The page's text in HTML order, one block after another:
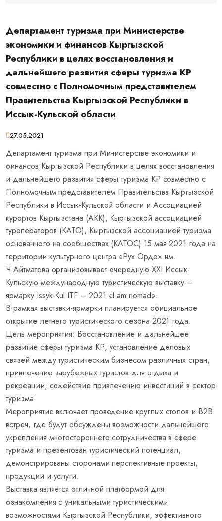
Департамент туризма при Министерстве
экономики и финансов Кыргызской
Республики в целях восстановления и
дальнейшего развития сферы туризма КР
совместно с Полномочным представителем
Правительства Кыргызской Республики в
Иссык-Кульской области
27.05.2021
Департамент туризма при Министерстве экономики и
финансов Кыргызской Республики в целях восстановления
и дальнейшего развития сферы туризма КР совместно с
Полномочным представителем Правительства Кыргызской
Республики в Иссык-Кульской области и Ассоциацией
курортов Кыргызстана (АКК), Кыргызской ассоциацией
туроператоров (КАТО), Кыргызской ассоциацией туризма
основанного на сообществах (КАТОС) 15 мая 2021 года на
территории культурного центра «Рух Ордо» им.
Ч.Айтматова организовывает очередную XXI Иссык-
Кульскую международную туристическую выставку –
ярмарку Issyk-Kul ITF – 2021 «I am nomad».
В рамках выставки-ярмарки планируется официальное
открытие летнего туристического сезона 2021 года.
Цель мероприятия: Восстановление и дальнейшее
развитие сферы туризма КР, установление деловых
связей между туристическим бизнесом различных стран,
привлечение зарубежных туристов для отдыха и
рекреации, содействие привлечению инвестиций в сектор
туризма.
Мероприятие включает проведение круглых столов и B2B
встреч, где будут обсуждены возможности дальнейшего
укрепления многостороннего сотрудничества в сфере
туризма и презентован туристический потенциал,
демонстрированы сторонами перспективные проекты,
продукции и услуги.
Выставка является отличной платформой для
ознакомления с уникальными туристическими
возможностями Кыргызской Республики, эффективного